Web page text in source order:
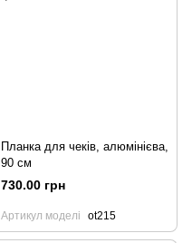
Планка для чеків, алюмінієва,
90 см
730.00 грн
Артикул моделі ot215